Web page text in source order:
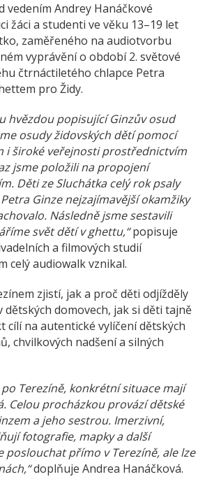
vedením Andrey Hanáčkové
žáci a studenti ve věku 13–19 let
zaměřeného na audiotvorbu
vyprávění o období 2. světové
čtrnáctiletého chlapce Petra
pro Židy.
hvězdou popisující Ginzův osud
osudy židovských dětí pomocí
i široké veřejnosti prostřednictvím
jsme položili na propojení
Děti ze Sluchátka celý rok psaly
Ginze nejzajímavější okamžiky
Následně jsme sestavili
svět dětí v ghettu,“popisuje
a filmových studií
celý audiowalk vznikal.
zjistí, jak a proč děti odjížděly
domovech, jak si děti tajně
cílí na autentické vylíčení dětských
chvilkových nadšení a silných
Terezíně, konkrétní situace mají
Celou procházkou provází dětské
a jeho sestrou. Imerzivní,
fotografie, mapky a další
poslouchat přímo v Terezíně, ale lze
doplňuje Andrea Hanáčková.